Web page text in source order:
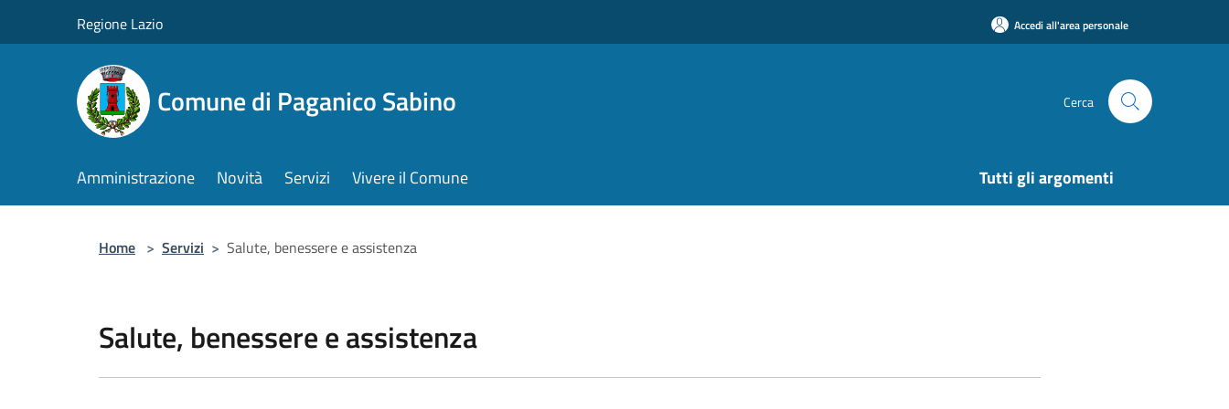
Regione Lazio Accedi all'area personale
Comune di Paganico Sabino Cerca
Amministrazione Novità Servizi Vivere il Comune Tutti gli argomenti
Home > Servizi > Salute, benessere e assistenza
Salute, benessere e assistenza